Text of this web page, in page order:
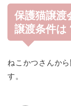
保護猫譲
譲渡条件は
ねこかつさんか
す。